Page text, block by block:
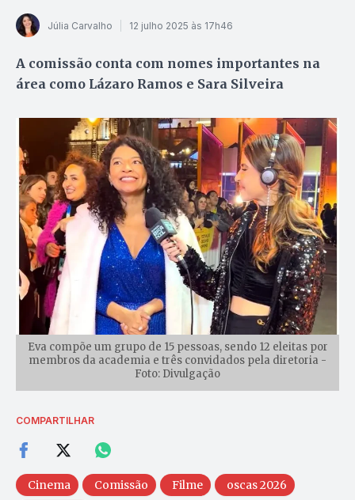
Júlia Carvalho 12 julho 2025 às 17h46
A comissão conta com nomes importantes na
área como Lázaro Ramos e Sara Silveira
Eva compõe um grupo de 15 pessoas, sendo 12 eleitas por
membros da academia e três convidados pela diretoria -
Foto: Divulgação
COMPARTILHAR
Cinema Comissão Filme
oscas 2026